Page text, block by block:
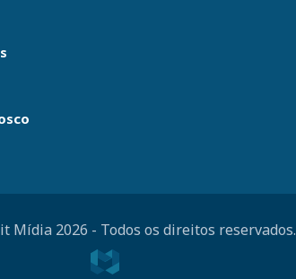
Mídia 2026 - Todos os direitos reservados.